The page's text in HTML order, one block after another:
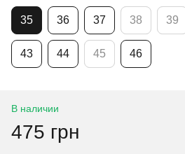
35 36 37 38 39
43 44 45 46
В наличии
475 грн